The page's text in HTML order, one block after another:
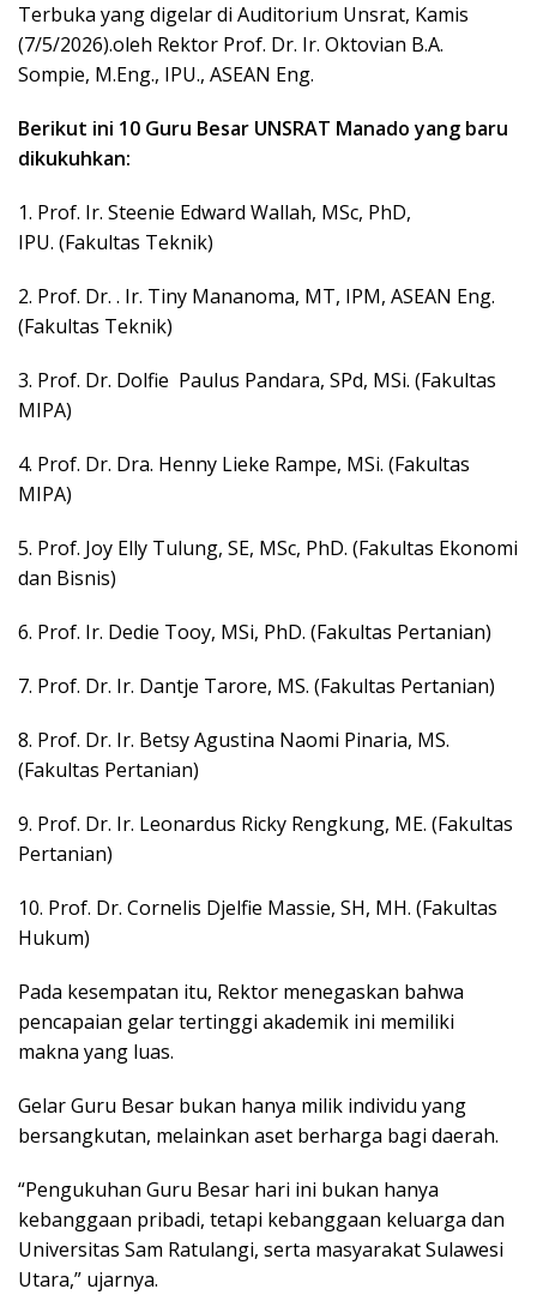
Terbuka yang digelar di Auditorium Unsrat, Kamis
(7/5/2026).oleh Rektor Prof. Dr. Ir. Oktovian B.A.
Sompie, M.Eng., IPU., ASEAN Eng.
Berikut ini 10 Guru Besar UNSRAT Manado yang baru
dikukuhkan:
1. Prof. Ir. Steenie Edward Wallah, MSc, PhD,
IPU. (Fakultas Teknik)
2. Prof. Dr. . Ir. Tiny Mananoma, MT, IPM, ASEAN Eng.
(Fakultas Teknik)
3. Prof. Dr. Dolfie Paulus Pandara, SPd, MSi. (Fakultas
MIPA)
4. Prof. Dr. Dra. Henny Lieke Rampe, MSi. (Fakultas
MIPA)
5. Prof. Joy Elly Tulung, SE, MSc, PhD. (Fakultas Ekonomi
dan Bisnis)
6. Prof. Ir. Dedie Tooy, MSi, PhD. (Fakultas Pertanian)
7. Prof. Dr. Ir. Dantje Tarore, MS. (Fakultas Pertanian)
8. Prof. Dr. Ir. Betsy Agustina Naomi Pinaria, MS.
(Fakultas Pertanian)
9. Prof. Dr. Ir. Leonardus Ricky Rengkung, ME. (Fakultas
Pertanian)
10. Prof. Dr. Cornelis Djelfie Massie, SH, MH. (Fakultas
Hukum)
Pada kesempatan itu, Rektor menegaskan bahwa
pencapaian gelar tertinggi akademik ini memiliki
makna yang luas.
Gelar Guru Besar bukan hanya milik individu yang
bersangkutan, melainkan aset berharga bagi daerah.
“Pengukuhan Guru Besar hari ini bukan hanya
kebanggaan pribadi, tetapi kebanggaan keluarga dan
Universitas Sam Ratulangi, serta masyarakat Sulawesi
Utara,” ujarnya.